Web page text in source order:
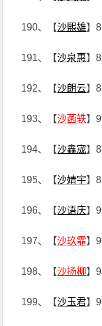
190、【沙熙雄】
191、【沙泉惠】
192、【沙朗云】
193、【沙菡轶】
194、【沙鑫宬】
195、【沙婧宇】
196、【沙语庆】
197、【沙玖霏】
198、【沙扬柳】
199、【沙玉君】